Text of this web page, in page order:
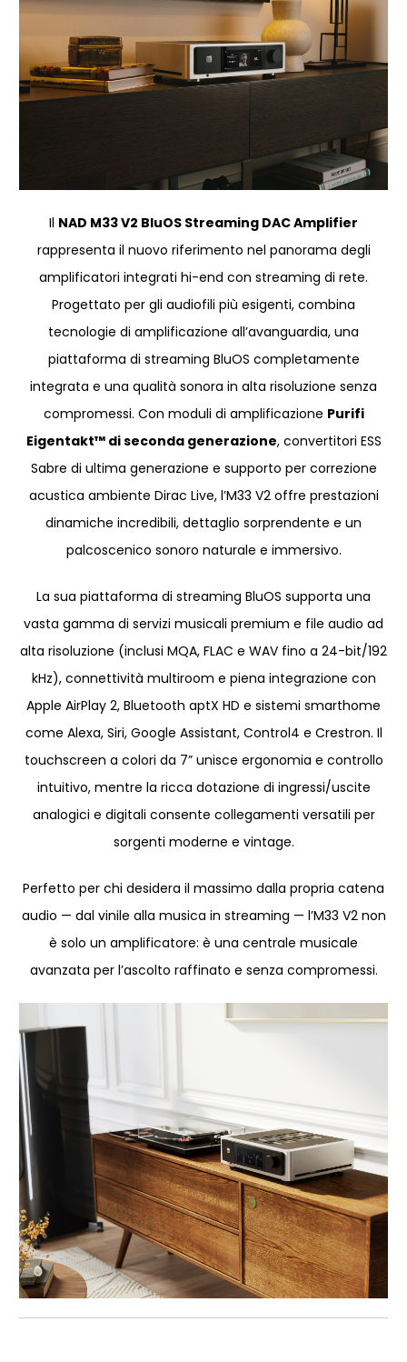
Il NAD M33 V2 BluOS Streaming DAC Amplifier
rappresenta il nuovo riferimento nel panorama degli
amplificatori integrati hi-end con streaming di rete.
Progettato per gli audiofili più esigenti, combina
tecnologie di amplificazione all’avanguardia, una
piattaforma di streaming BluOS completamente
integrata e una qualità sonora in alta risoluzione senza
compromessi. Con moduli di amplificazione Purifi
Eigentakt™ di seconda generazione, convertitori ESS
Sabre di ultima generazione e supporto per correzione
acustica ambiente Dirac Live, l’M33 V2 offre prestazioni
dinamiche incredibili, dettaglio sorprendente e un
palcoscenico sonoro naturale e immersivo.
La sua piattaforma di streaming BluOS supporta una
vasta gamma di servizi musicali premium e file audio ad
alta risoluzione (inclusi MQA, FLAC e WAV fino a 24-bit/192
kHz), connettività multiroom e piena integrazione con
Apple AirPlay 2, Bluetooth aptX HD e sistemi smarthome
come Alexa, Siri, Google Assistant, Control4 e Crestron. Il
touchscreen a colori da 7” unisce ergonomia e controllo
intuitivo, mentre la ricca dotazione di ingressi/uscite
analogici e digitali consente collegamenti versatili per
sorgenti moderne e vintage.
Perfetto per chi desidera il massimo dalla propria catena
audio — dal vinile alla musica in streaming — l’M33 V2 non
è solo un amplificatore: è una centrale musicale
avanzata per l’ascolto raffinato e senza compromessi.